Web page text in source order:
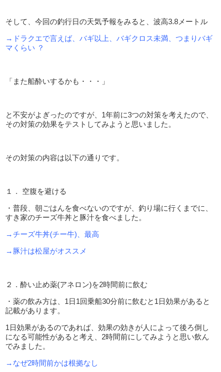
そして、今回の釣行日の天気予報をみると、波高3.8 メートル
→ドラクエで言えば、バギ以上、バギクロス未満、つまりバギ
マくらい ？
「また船酔いするかも・・・」
と不安がよぎったのですが、 1年前に3つの対策を考えたので、
その対策の効果をテストしてみようと思いました。
その対策の内容は以下の通りです。
１． 空腹を避ける
・普段、朝ごはんを食べないのですが、釣り場に行くまでに、
すき家のチーズ牛丼と豚汁を食べました。
→チーズ牛丼(チー牛)、最高
→豚汁は松屋がオススメ
２．酔い止め薬(アネロン)を2時間前に飲む
・薬の飲み方は、 1日1回乗船30分前に飲むと 1日効果があると
記載があります。
1日効果があるのであれば、効果の効きが人によって後ろ倒し
になる可能性があると考え、 2時間前にしてみようと思い飲ん
でみました。
→なぜ2時間前かは根拠なし